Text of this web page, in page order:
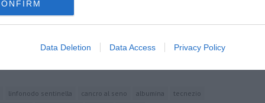
Data Deletion Data Access Privacy Policy
malato
linfonodo sentinella cancro al seno albumina
tecnezio